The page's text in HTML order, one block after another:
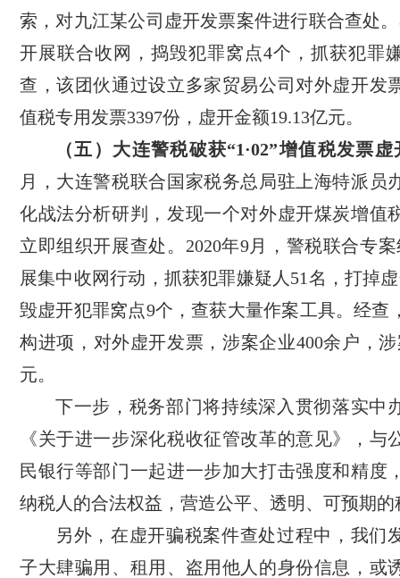
索，对九江某公司虚开发票案件进行联合查处
开展联合收网，捣毁犯罪窝点4个，抓获犯罪
查，该团伙通过设立多家贸易公司对外虚开发
值税专用发票3397份，虚开金额19.13亿元。
（五）大连警税破获“1·02”增值税发票
月，大连警税联合国家税务总局驻上海特派员
化战法分析研判，发现一个对外虚开煤炭增值
立即组织开展查处。2020年9月，警税联合专
展集中收网行动，抓获犯罪嫌疑人51名，打掉
毁虚开犯罪窝点9个，查获大量作案工具。经查
构进项，对外虚开发票，涉案企业400余户，
元。
下一步，税务部门将持续深入贯彻落实中
《关于进一步深化税收征管改革的意见》，与
民银行等部门一起进一步加大打击强度和精度
纳税人的合法权益，营造公平、透明、可预期的
另外，在虚开骗税案件查处过程中，我们
子大肆骗用、租用、盗用他人的身份信息，或